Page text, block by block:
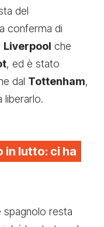
del
conferma di
Liverpool che
, ed è stato
dal Tottenham,
liberarlo.
in lutto: ci ha
spagnolo resta